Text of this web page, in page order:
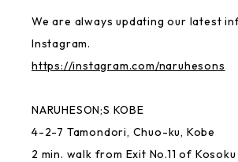
We are always updating our latest
Instagram.
https://instagram.com/naruhesons
NARUHESON;S KOBE
4-2-7 Tamondori, Chuo-ku, Kobe
2 min. walk from Exit No.11 of